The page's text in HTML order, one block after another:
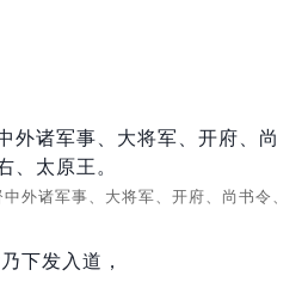
外诸军事、大将军、开府、尚
、太原王。
外诸军事、大将军、开府、尚书令、
下发入道，